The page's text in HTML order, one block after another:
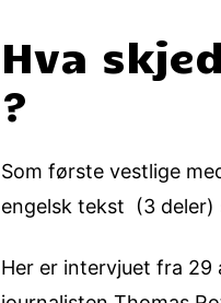
Hva
?
Som første vestlige
engelsk tekst (3 deler)
Her er intervjuet fra